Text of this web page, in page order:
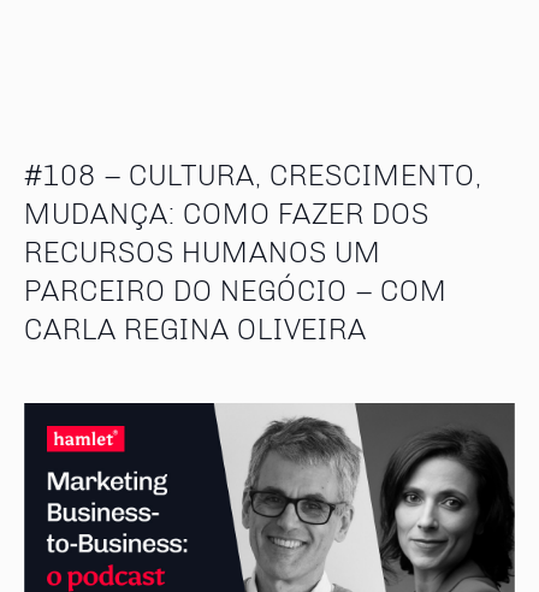
#108 – CULTURA, CRESCIMENTO,
MUDANÇA: COMO FAZER DOS
RECURSOS HUMANOS UM
PARCEIRO DO NEGÓCIO – COM
CARLA REGINA OLIVEIRA